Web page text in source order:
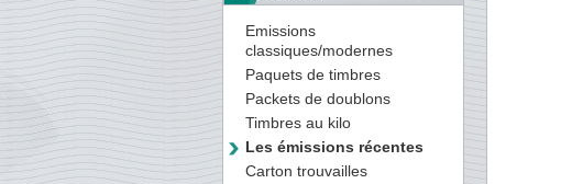
Emissions
classiques/modernes
Paquets de timbres
Packets de doublons
Timbres au kilo
Les émissions récentes
Carton trouvailles